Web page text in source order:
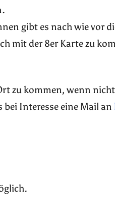
gibt es nach wie vor
mit der 8er Karte zu
zu kommen, wenn
Interesse eine Mail an